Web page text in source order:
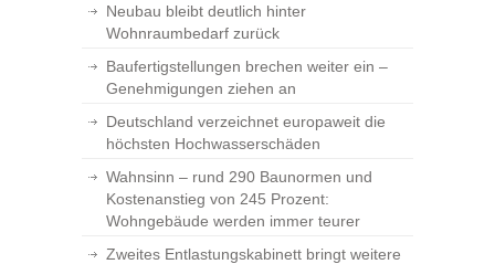
Neubau bleibt deutlich hinter
Wohnraumbedarf zurück
Baufertigstellungen brechen weiter ein –
Genehmigungen ziehen an
Deutschland verzeichnet europaweit die
höchsten Hochwasserschäden
Wahnsinn – rund 290 Baunormen und
Kostenanstieg von 245 Prozent:
Wohngebäude werden immer teurer
Zweites Entlastungskabinett bringt weitere